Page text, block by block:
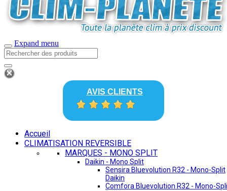
Expand menu
AVIS CLIENTS
Accueil
CLIMATISATION REVERSIBLE
MARQUES - MONO SPLIT
Daikin - Mono Split
Sensira Bluevolution R32 - Mono-Split
Daikin
Comfora Bluevolution R32 - Mono-